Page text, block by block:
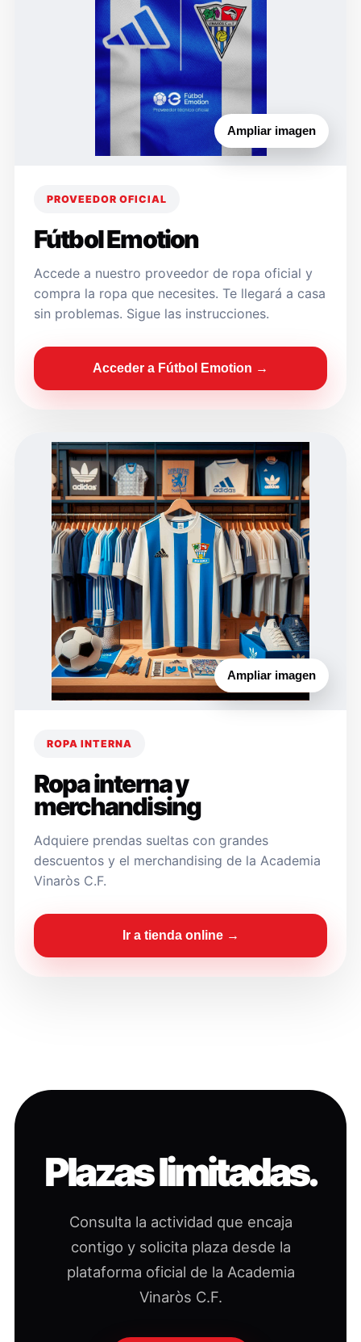
Ampliar imagen
PROVEEDOR OFICIAL
Fútbol Emotion
Accede a nuestro proveedor de ropa oficial y
compra la ropa que necesites. Te llegará a casa
sin problemas. Sigue las instrucciones.
Acceder a Fútbol Emotion →
Ampliar imagen
ROPA INTERNA
Ropa interna y
merchandising
Adquiere prendas sueltas con grandes
descuentos y el merchandising de la Academia
Vinaròs C.F.
Ir a tienda online →
Plazas limitadas.
Consulta la actividad que encaja
contigo y solicita plaza desde la
plataforma oficial de la Academia
Vinaròs C.F.